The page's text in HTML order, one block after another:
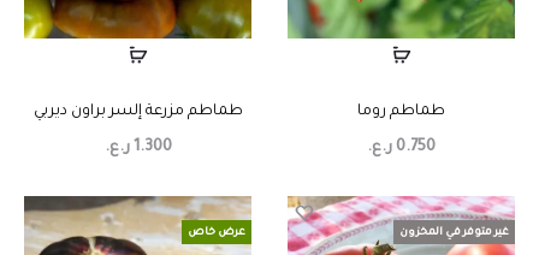
طماطم روما
0.750 ر.ع.
طماطم مزرعة إلسر براون ديربي
1.300 ر.ع.
غير متوفر في المخزون عرض خاص